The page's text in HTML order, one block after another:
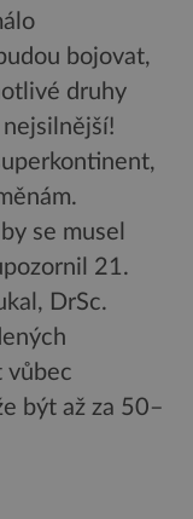
bojovat,
druhy
se musel
21.
DrSc.
vůbec
být až za 50–